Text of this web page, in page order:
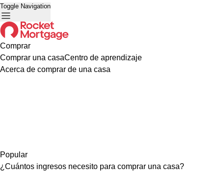
Toggle Navigation
Comprar
Comprar una casaCentro de aprendizaje
Acerca de comprar de una casa
Popular
¿Cuántos ingresos necesito para comprar una casa?